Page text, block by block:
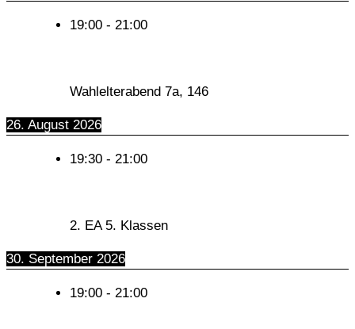
19:00 - 21:00
Wahlelterabend 7a, 146
26. August 2026
19:30 - 21:00
2. EA 5. Klassen
30. September 2026
19:00 - 21:00